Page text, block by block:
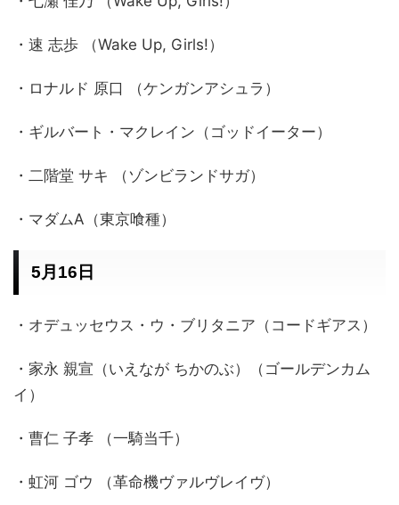
・速 志歩 （Wake Up, Girls!）
・ロナルド 原口 （ケンガンアシュラ）
・ギルバート・マクレイン（ゴッドイーター）
・二階堂 サキ （ゾンビランドサガ）
・マダムA（東京喰種）
5月16日
・オデュッセウス・ウ・ブリタニア（コードギアス）
・家永 親宣（いえなが ちかのぶ）（ゴールデンカム
イ）
・曹仁 子孝 （一騎当千）
・虹河 ゴウ （革命機ヴァルヴレイヴ）